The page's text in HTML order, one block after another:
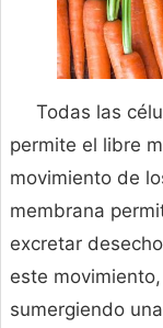
Todas las
permite el libre
movimiento de
membrana
excretar
este
sumergiendo